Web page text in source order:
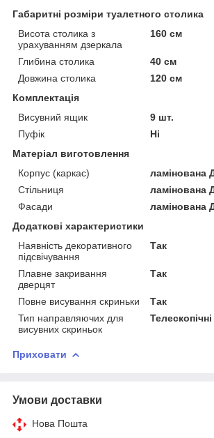
Габаритні розміри туалетного столика
Висота столика з
урахуванням дзеркала
160 см
Глибина столика
40 см
Довжина столика
120 см
Комплектація
Висувний ящик
9 шт.
Пуфік
Ні
Матеріал виготовлення
Корпус (каркас)
ламінована
Стільниця
ламінована
Фасади
ламінована
Додаткові характеристики
Наявність декоративного
підсвічування
Так
Плавне закривання
дверцят
Так
Повне висування скриньки
Так
Тип направляючих для
висувних скриньок
Приховати
Умови доставки
Нова Пошта